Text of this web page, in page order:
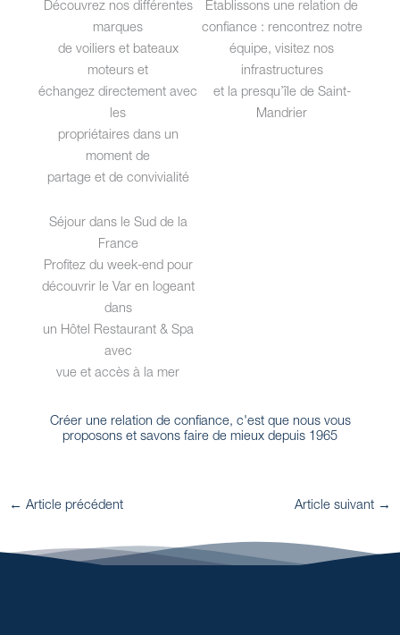
Découvrez nos différentes
marques
de voiliers et bateaux
moteurs et
échangez directement avec
les
propriétaires dans un
moment de
partage et de convivialité
Etablissons une relation de
confiance : rencontrez notre
équipe, visitez nos
infrastructures
et la presqu’île de Saint-
Mandrier
Séjour dans le Sud de la
France
Profitez du week-end pour
découvrir le Var en logeant
dans
un Hôtel Restaurant & Spa
avec
vue et accès à la mer
Créer une relation de confiance, c'est que nous vous
proposons et savons faire de mieux depuis 1965
← Article précédent Article suivant →